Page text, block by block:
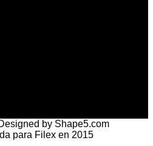
by Shape5.com
para Filex en 2015